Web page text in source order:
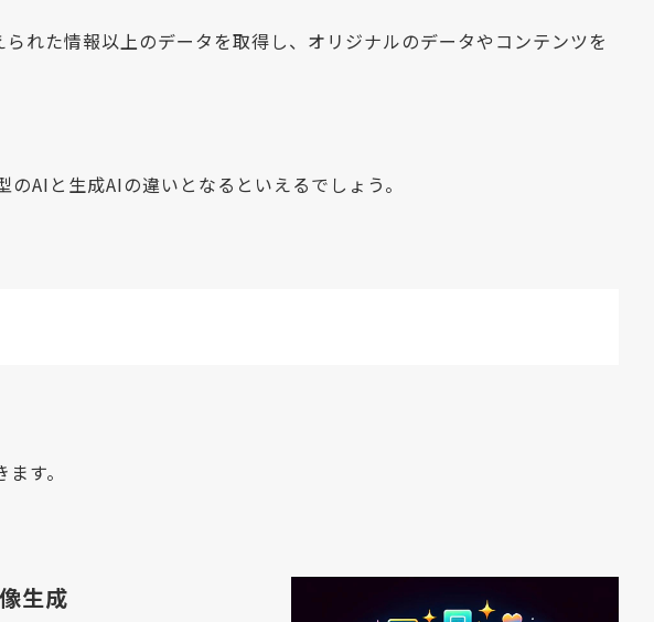
れた情報以上のデータを取得し、オリジナルのデータやコンテンツを
のAIと生成AIの違いとなるといえるでしょう。
す。
生成